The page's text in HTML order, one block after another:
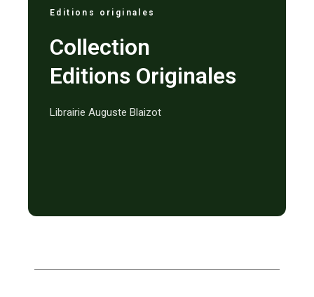
Editions originales
Collection
Editions Originales
Librairie Auguste Blaizot